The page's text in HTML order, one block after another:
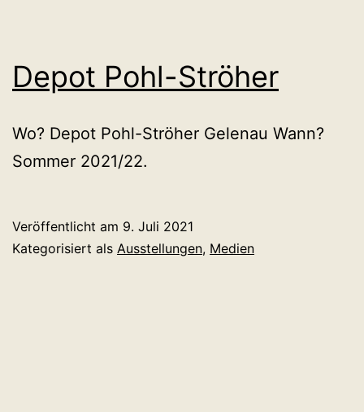
Depot Pohl-Ströher
Wo? Depot Pohl-Ströher Gelenau Wann?
Sommer 2021/22.
Veröffentlicht am 9. Juli 2021
Kategorisiert als Ausstellungen, Medien